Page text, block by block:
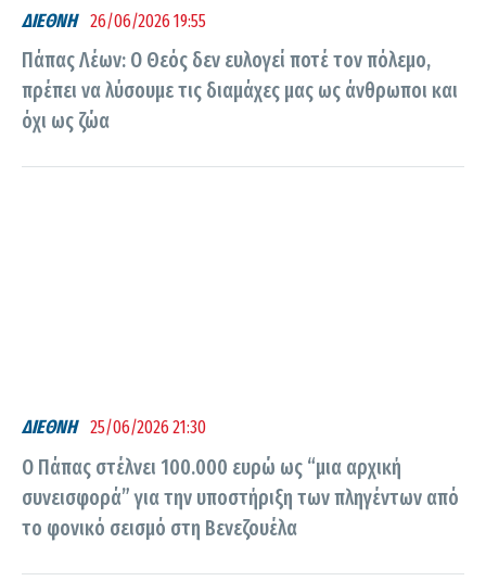
ΔΙΕΘΝΗ 26/06/2026 19:55
Πάπας Λέων: Ο Θεός δεν ευλογεί ποτέ τον πόλεμο,
πρέπει να λύσουμε τις διαμάχες μας ως άνθρωποι και
όχι ως ζώα
ΔΙΕΘΝΗ 25/06/2026 21:30
Ο Πάπας στέλνει 100.000 ευρώ ως “μια αρχική
συνεισφορά” για την υποστήριξη των πληγέντων από
το φονικό σεισμό στη Βενεζουέλα